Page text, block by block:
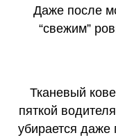
Даже после
“свежим”
Тканевый
пяткой
убирается